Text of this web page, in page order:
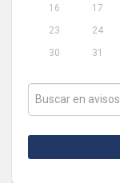
16
17
23
24
30
31